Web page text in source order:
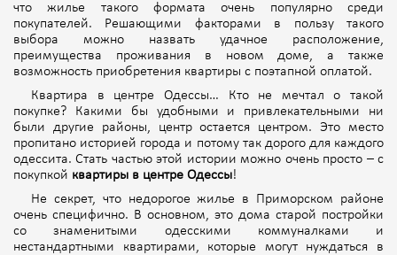
что жилье такого формата очень популярно среди
покупателей. Решающими факторами в пользу такого
выбора можно назвать удачное расположение,
преимущества проживания в новом доме, а также
возможность приобретения квартиры с поэтапной оплатой.
Квартира в центре Одессы… Кто не мечтал о такой
покупке? Какими бы удобными и привлекательными ни
были другие районы, центр остается центром. Это место
пропитано историей города и потому так дорого для каждого
одессита. Стать частью этой истории можно очень просто – с
покупкой квартиры в центре Одессы!
Не секрет, что недорогое жилье в Приморском районе
очень специфично. В основном, это дома старой постройки
со знаменитыми одесскими коммуналками и
нестандартными квартирами, которые могут нуждаться в